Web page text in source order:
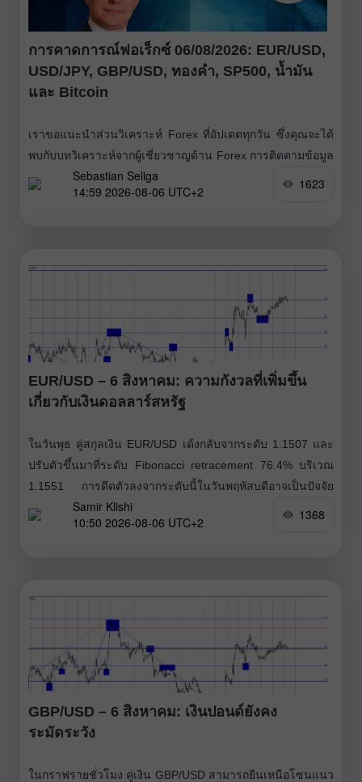
การคาดการณ์ฟอเร็กซ์ 06/08/2026: EUR/USD,
USD/JPY, GBP/USD, ทองคำ, SP500, น้ำมัน
และ Bitcoin
เราขอแนะนำส่วนวิเคราะห์ Forex ที่อัปเดตทุกวัน ซึ่งคุณจะได้
พบกับบทวิเคราะห์จากผู้เชี่ยวชาญด้าน Forex การติดตามข้อมูล
การเงินล่าสุดแบบเรียลไทม์ รวมถึงการคาดการณ์อัตราแลก
เปลี่ยนออนไลน์ของดอลลาร์สหรัฐ ยูโร รูเบิล บิตคอยน์ และ
Sebastian Seliga
14:59 2026-08-06 UTC+2
1623
EUR/USD – 6 สิงหาคม: ความกังวลที่เพิ่มขึ้น
เกี่ยวกับเงินดอลลาร์สหรัฐ
ในวันพุธ คู่สกุลเงิน EUR/USD เด้งกลับจากระดับ 1.1507 และ
ปรับตัวขึ้นมาที่ระดับ Fibonacci retracement 76.4% บริเวณ
1.1551 การดีดตัวลงจากระดับนี้ในวันพฤหัสบดีอาจเป็นปัจจัย
หนุนค่าเงินดอลลาร์สหรัฐ และกดดันให้ราคาปรับตัวลงในระดับ
ปานกลางไปยังโซน Fibonacci retracement
Samir Klishi
10:50 2026-08-06 UTC+2
1368
GBP/USD – 6 สิงหาคม: เงินปอนด์ยังคง
ระมัดระวัง
ในกราฟรายชั่วโมง คู่เงิน GBP/USD สามารถยืนเหนือโซนแนว